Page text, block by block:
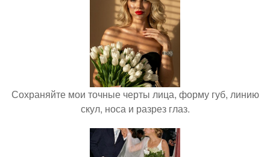
Сохраняйте мои точные черты лица, форму губ, линию
скул, носа и разрез глаз.